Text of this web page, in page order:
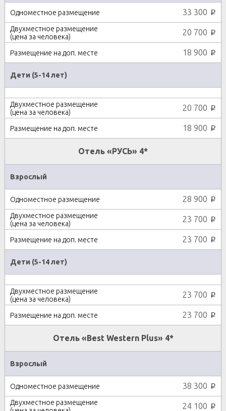
33 300 p
20 700 p
18 900 p
Дети (5-14 лет)
20 700 p
18 900 p
Отель «РУСЬ» 4*
Взрослый
28 900 p
23 700 p
23 700 p
Дети (5-14 лет)
23 700 p
23 700 p
Отель «Best Western Plus» 4*
Взрослый
38 300 p
24 100 p